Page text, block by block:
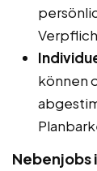
können
Nebenjobs